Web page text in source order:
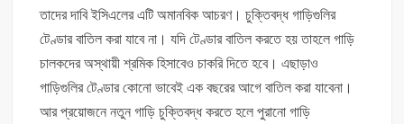
তাদের দাবি ইসিএলের এটি অমানবিক আচরণ। চুক্তিবদ্ধ গাড়িগুলির
টেণ্ডার বাতিল করা যাবে না। যদি টেণ্ডার বাতিল করতে হয় তাহলে গাড়ি
চালকদের অস্থায়ী শ্রমিক হিসাবেও চাকরি দিতে হবে। এছাড়াও
গাড়িগুলির টেণ্ডার কোনো ভাবেই এক বছরের আগে বাতিল করা যাবেনা।
আর প্রয়োজনে নতুন গাড়ি চুক্তিবদ্ধ করতে হলে পুরানো গাড়ি